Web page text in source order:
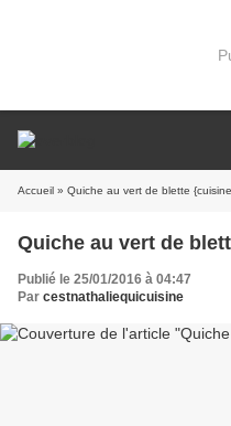
Accueil » Quiche au vert de blette
Quiche au vert de
Publié le 25/01/2016 à 04:47
Par cestnathaliequicuisine